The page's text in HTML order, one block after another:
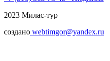
2023 Милас-тур
создано webtimgor@yandex.ru